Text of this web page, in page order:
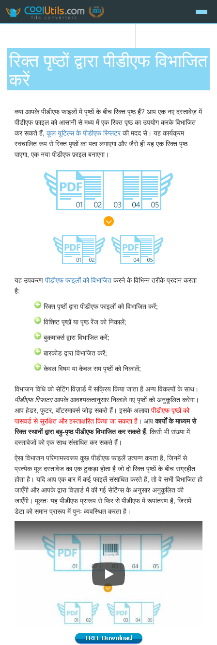
रिक्त पृष्ठों द्वारा पीडीएफ विभाजित
करें
क्या आपके पीडीएफ फाइलों में पृष्ठों के बीच रिक्त पृष्ठ हैं? आप एक नए दस्तावेज़ में
पीडीएफ फ़ाइल को आसानी से मध्य में एक रिक्त पृष्ठ का उपयोग करके विभाजित
कर सकते हैं, कूल यूटिल्स के पीडीएफ स्प्लिटरकी मदद से। यह कार्यक्रम
स्वचालित रूप से रिक्त पृष्ठों का पता लगाएगा और जैसे ही यह एक रिक्त पृष्ठ
पाएगा, एक नया पीडीएफ फ़ाइल बनाएगा।
यह उपकरण पीडीएफ फाइलों को विभाजित करने के विभिन्न तरीके प्रदान करता
है:
रिक्त पृष्ठों द्वारा पीडीएफ फाइलों को विभाजित करें;
विशिष्ट पृष्ठों या पृष्ठ रेंज को निकालें;
बुकमार्क्स द्वारा विभाजित करें;
बारकोड द्वारा विभाजित करें;
केवल विषम या केवल सम पृष्ठों को निकालें;
विभाजन विधि को सेटिंग विज़ार्ड में सक्रिय किया जाता है अन्य विकल्पों के साथ।
पीडीएफ स्प्लिटरआपके आवश्यकतानुसार निकाले गए पृष्ठों को अनुकूलित करेगा।
आप हेडर, फुटर, वॉटरमार्क्स जोड़ सकते हैं। इसके अलावापीडीएफ पृष्ठों को
पासवर्ड से सुरक्षित और हस्ताक्षरित किया जा सकता है । आपकार्यों के माध्यम से
रिक्त स्थानों द्वारा बहु-पृष्ठ पीडीएफ विभाजित कर सकते हैं, किसी भी संख्या में
दस्तावेजों को एक साथ संसाधित कर सकते हैं।
ऐसा विभाजन परिणामस्वरूप कुछ पीडीएफ फाइलें उत्पन्न करता है, जिनमें से
प्रत्येक मूल दस्तावेज का एक टुकड़ा होता है जो दो रिक्त पृष्ठों के बीच संग्रहीत
होता है। यदि आप एक बार में कई फाइलें संसाधित करते हैं, तो वे सभी विभाजित हो
जाएँगी और आपके द्वारा विज़ार्ड में की गई सेटिंग्स के अनुसार अनुकूलित की
जाएँगी। मूलतः यह पीडीएफ प्रारूप से फिर से पीडीएफ में रूपांतरण है, जिसमें
डेटा को समान प्रारूप में पुनः व्यवस्थित करता है।
पीडीएफ को अलग-अलग फाइलों में कैसे